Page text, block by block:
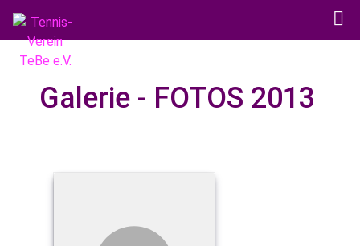
Galerie - FOTOS 2013